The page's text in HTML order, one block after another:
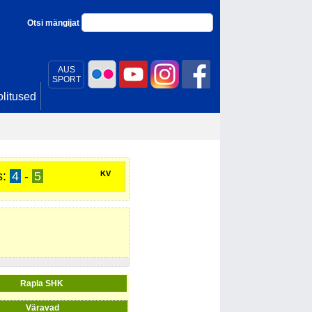
AUS
SPORT
Otsi mängijat
KV
4 - 5
Rapla SHK
Väravad